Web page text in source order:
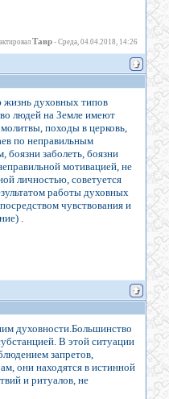
Тавр -Среда, 04.04.2018, 14:26
жизнь духовных типов
людей на Земле имеют
походы в церковь,
по неправильным
боязни заболеть, боязни
мотивацией, не
личностью, советуется
работы духовных
чувствования и
.
духовности.Большинство
В этой ситуации
запретов,
они находятся в истинной
и ритуалов, не